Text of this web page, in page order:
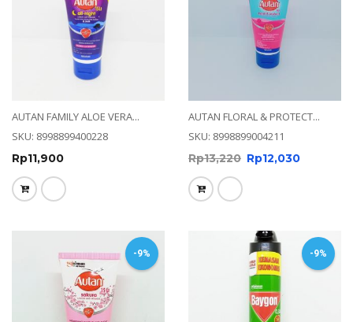
AUTAN FAMILY ALOE VERA...
SKU: 8998899400228
Rp11,900
AUTAN FLORAL & PROTECT...
SKU: 8998899004211
Rp13,220 Rp12,030
-9% -9%